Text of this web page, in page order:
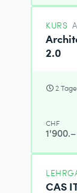
KURS
2.0
2 Tage
CHF
1'900.–
CAS